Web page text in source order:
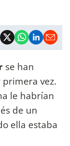
se han
vez.
le habrían
de un
ella estaba